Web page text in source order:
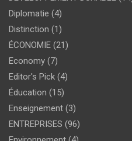
Diplomatie (4)
Distinction (1)
ÉCONOMIE (21)
Economy (7)
Editor's Pick (4)
Éducation (15)
Enseignement (3)
ENTREPRISES (96)